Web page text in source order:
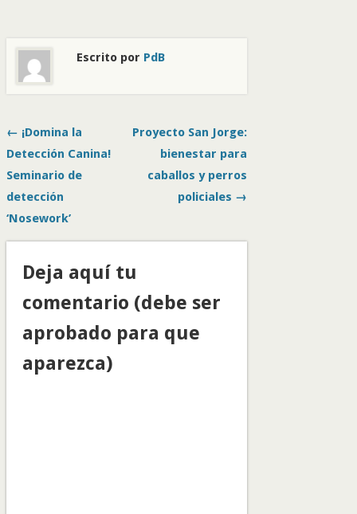
Escrito por PdB
← ¡Domina la
Detección Canina!
Seminario de
detección
‘Nosework’
Proyecto San Jorge:
bienestar para
caballos y perros
policiales →
Deja aquí tu
comentario (debe ser
aprobado para que
aparezca)